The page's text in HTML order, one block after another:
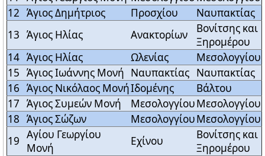
12 Άγιος Δημήτριος Προσχίου
Ναυπακτίας
13 Άγιος Ηλίας Ανακτορίων
Βονίτσης και
Ξηρομέρου
14 Άγιος Ηλίας Ωλενίας
Μεσολογγίου
15 Άγιος Ιωάννης Μονή Ναυπακτίας Ναυπακτίας
16 Άγιος Νικόλαος ΜονήΙδομένης
Βάλτου
17 Άγιος Συμεών Μονή ΜεσολογγίουΜεσολογγίου
18 Άγιος Σώζων ΜεσολογγίουΜεσολογγίου
19 Αγίου Γεωργίου
Μονή
Εχίνου
Βονίτσης και
Ξηρομέρου